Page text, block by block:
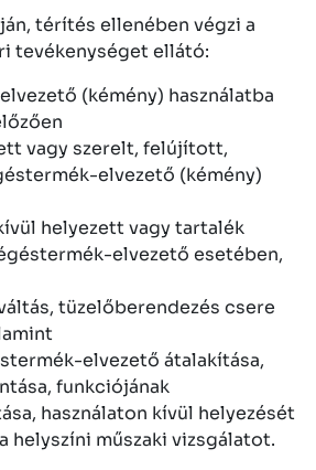
térítés ellenében végzi a
tevékenységet ellátó:
(kémény) használatba
vagy szerelt, felújított,
elvezető (kémény)
helyezett vagy tartalék
elvezető esetében,
tüzelőberendezés csere
elvezető átalakítása,
funkciójának
használaton kívül helyezését
helyszíni műszaki vizsgálatot.